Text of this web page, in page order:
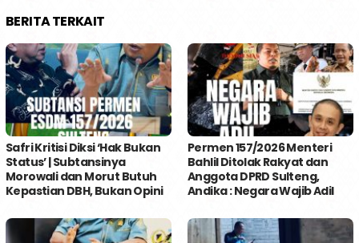
BERITA TERKAIT
Safri Kritisi Diksi ‘Hak Bukan
Status’ | Subtansinya
Morowali dan Morut Butuh
Kepastian DBH, Bukan Opini
Permen 157/2026 Menteri
Bahlil Ditolak Rakyat dan
Anggota DPRD Sulteng,
Andika : Negara Wajib Adil